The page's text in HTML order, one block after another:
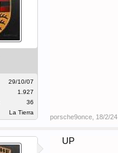
29/10/07
1.927
36
La Tierra
porsche9once 18/2/24
UP